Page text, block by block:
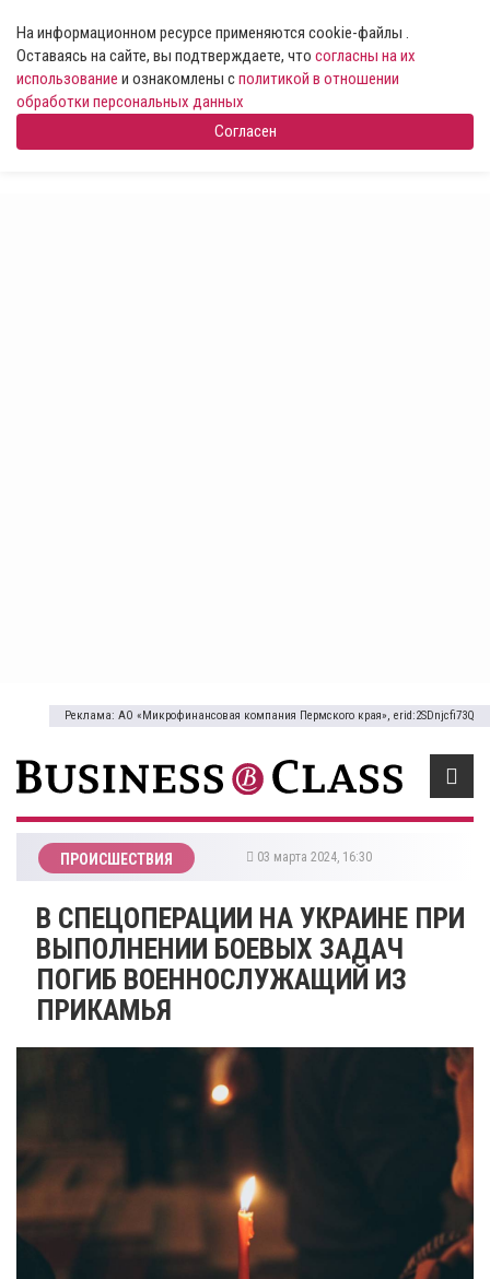
На информационном ресурсе применяются cookie-файлы .
Оставаясь на сайте, вы подтверждаете, что согласны на их
использование и ознакомлены сполитикой в отношении
обработки персональных данных
Согласен
Реклама: АО «Микрофинансовая компания Пермского края», erid:2SDnjcfi73Q
ПРОИСШЕСТВИЯ 03 марта 2024, 16:30
В СПЕЦОПЕРАЦИИ НА УКРАИНЕ ПРИ
ВЫПОЛНЕНИИ БОЕВЫХ ЗАДАЧ
ПОГИБ ВОЕННОСЛУЖАЩИЙ ИЗ
ПРИКАМЬЯ